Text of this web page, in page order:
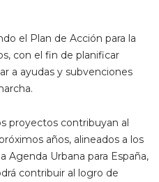
el Plan de Acción para la
con el fin de planificar
a ayudas y subvenciones
proyectos contribuyan al
años, alineados a los
Agenda Urbana para España,
contribuir al logro de